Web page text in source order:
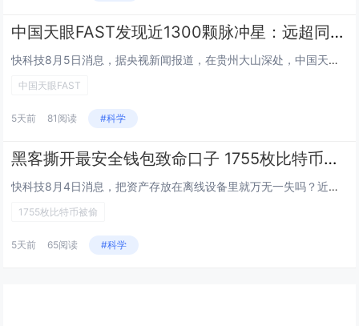
中国天眼FAST发现近1300颗脉冲星：远超同期国际其他望远镜总和
快科技8月5日消息，据央视新闻报道，在贵州大山深处，中国天眼FAST近期迎来硬核升级。如今，中国天眼重装上阵开启新一轮深...
中国天眼FAST
5天前 81阅读 #科学
黑客撕开最安全钱包致命口子 1755枚比特币被偷 价值7.43亿元
快科技8月4日消息，把资产存放在离线设备里就万无一失吗？近日爆发一起黑客攻击事件，给出了不容乐观的答案。据媒体报道，知名...
1755枚比特币被偷
5天前 65阅读 #科学